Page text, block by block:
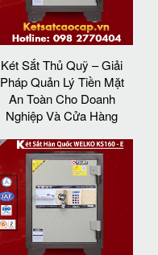
Két Sắt Thủ Quỹ – Giải
Pháp Quản Lý Tiền Mặt
An Toàn Cho Doanh
Nghiệp Và Cửa Hàng